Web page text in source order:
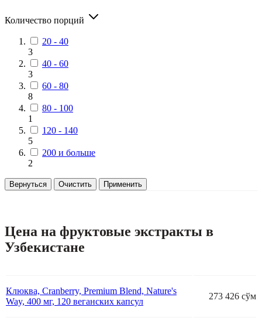
Количество порций
20 - 40
3
40 - 60
3
60 - 80
8
80 - 100
1
120 - 140
5
200 и больше
2
Вернуться Очистить Применить
Цена на фруктовые экстракты в
Узбекистане
Клюква, Cranberry, Premium Blend, Nature's
Way, 400 мг, 120 веганских капсул
273 426 сўм